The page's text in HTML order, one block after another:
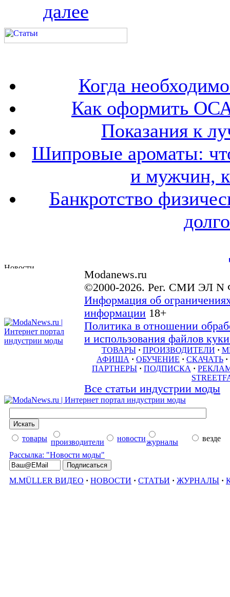
далее
Когда
Как оформить
Показания к
Шипровые ароматы:
и мужчин,
Банкротство
Modanews.ru
©2000-2026. Рег. СМИ ЭЛ N
Информация об
информации 18+
Политика в отношении
и использования файлов
ТОВАРЫ · ПРОИЗВОДИТЕЛИ ·
АФИША · ОБУЧЕНИЕ · СКАЧАТЬ ·
ПАРТНЕРЫ · ПОДПИСКА ·
Все статьи индустрии моды
товары производители новостижурналы
везде
Рассылка: "Новости моды"
M.MÜLLER ВИДЕО · НОВОСТИ · СТАТЬИ · ЖУРНАЛЫ ·